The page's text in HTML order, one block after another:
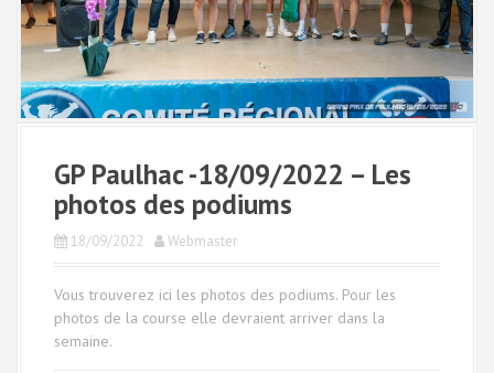
GP Paulhac -18/09/2022 – Les
photos des podiums
18/09/2022 Webmaster
Vous trouverez ici les photos des podiums. Pour les
photos de la course elle devraient arriver dans la
semaine.